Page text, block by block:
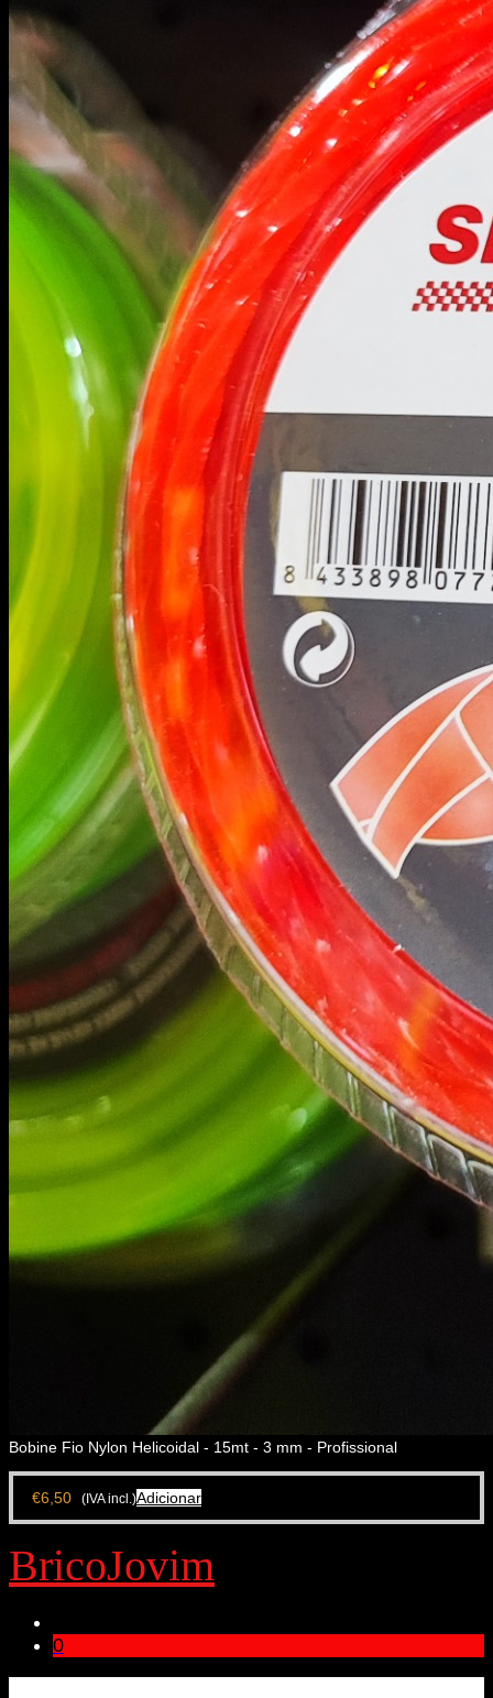
Bobine Fio Nylon Helicoidal - 15mt - 3 mm - Profissional
€6,50 (IVA incl.)Adicionar
BricoJovim
0